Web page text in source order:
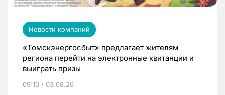
Новости компаний
«Томскэнергосбыт» предлагает жителям
региона перейти на электронные квитанции и
выиграть призы
09:10 / 03.08.26